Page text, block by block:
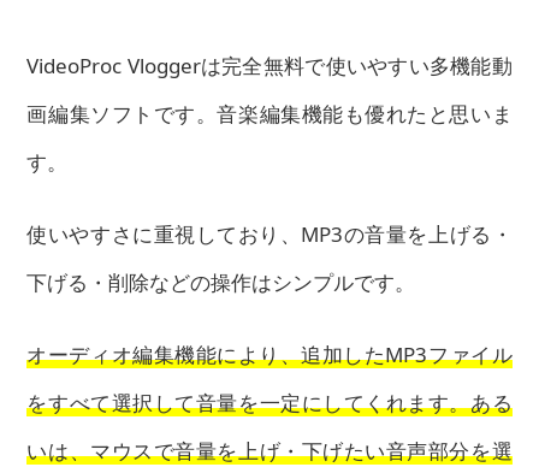
VideoProc Vloggerは完全無料で使いやすい多機能動
画編集ソフトです。音楽編集機能も優れたと思いま
す。
使いやすさに重視しており、MP3の音量を上げる・
下げる・削除などの操作はシンプルです。
オーディオ編集機能により、追加したMP3ファイル
をすべて選択して音量を一定にしてくれます。ある
いは、マウスで音量を上げ・下げたい音声部分を選